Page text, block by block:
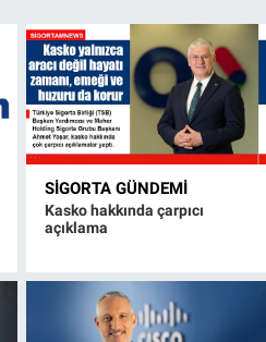
SIGORTA GÜNDEMI
Kasko hakkında çarpıcı
açıklama